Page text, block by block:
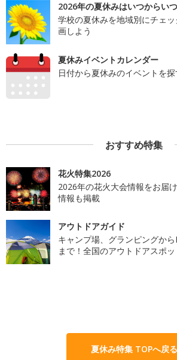
2026年の夏休みはいつからい
学校の夏休みを地域別にチェ
画しよう
夏休みイベントカレンダー
日付から夏休みのイベントを探
おすすめ特集
花火特集2026
2026年の花火大会情報をお届
情報も掲載
アウトドアガイド
キャンプ場、グランピングか
まで！全国のアウトドアスポ
夏休み特集 TOPへ戻る